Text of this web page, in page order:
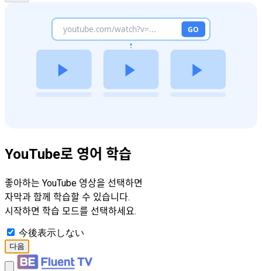
YouTube로 영어 학습
좋아하는 YouTube 영상을 선택하면
자막과 함께 학습할 수 있습니다.
시작하면 학습 모드를 선택하세요.
今後表示しない
다음